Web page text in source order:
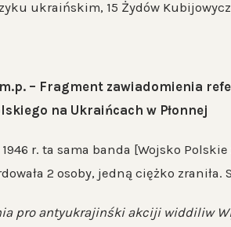
ukraińskim, 15 Żydów
– Fragment zawiadomienia
na Ukraińcach w Płonnej
r. ta sama banda [Wojsko Polskie z
2 osoby, jedną ciężko zraniła.
pro antyukrajinśki akciji widdiliw